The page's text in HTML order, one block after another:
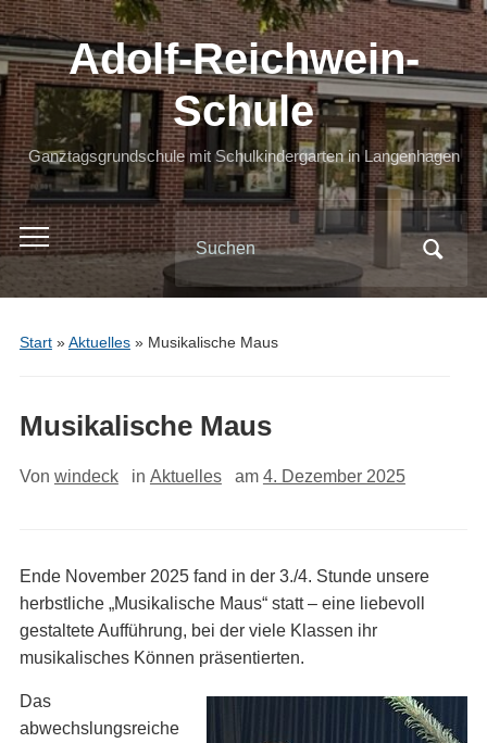
Adolf-Reichwein-
Schule
Ganztagsgrundschule mit Schulkindergarten in Langenhagen
Toggle
mobile
menu
Search
for:
Start»Aktuelles» Musikalische Maus
Musikalische Maus
Von windeck in Aktuelles am 4. Dezember 2025
Ende November 2025 fand in der 3./4. Stunde unsere
herbstliche „Musikalische Maus“ statt – eine liebevoll
gestaltete Aufführung, bei der viele Klassen ihr
musikalisches Können präsentierten.
Das
abwechslungsreiche